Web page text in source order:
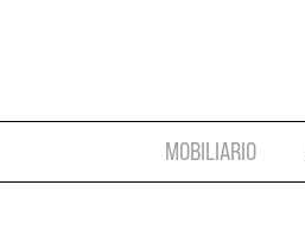
MOBILIARIO